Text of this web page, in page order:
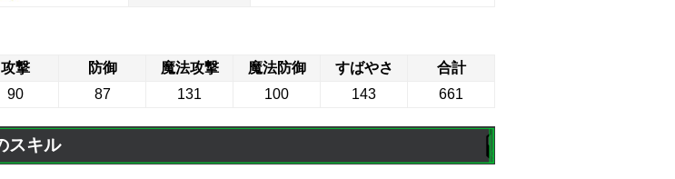
攻撃 防御 魔法攻撃 魔法防御 すばやさ
合計
90 87 131 100 143 661
スキル